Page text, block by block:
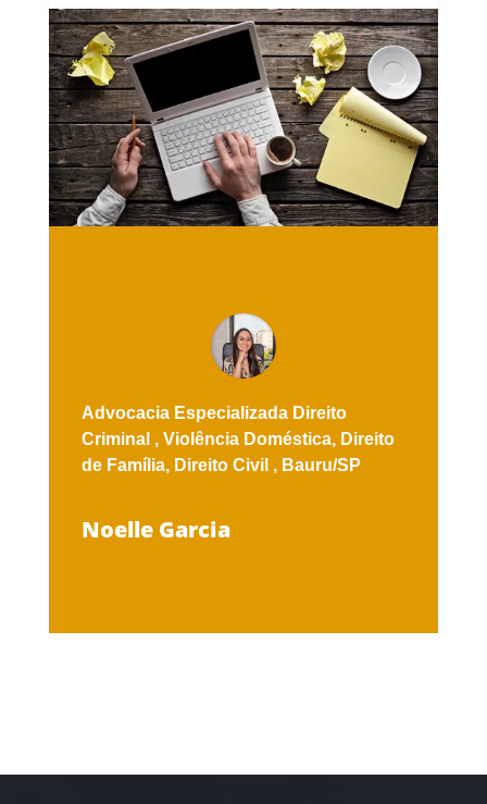
Advocacia Especializada Direito
Criminal , Violência Doméstica, Direito
de Família, Direito Civil , Bauru/SP
Noelle Garcia